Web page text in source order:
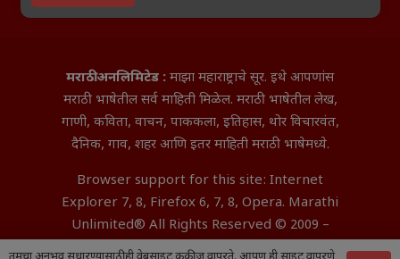
मराठी अनलिमिटेड : माझा महाराष्ट्राचे सूर. इथे आपणांस
मराठी भाषेतील सर्व माहिती मिळेल. मराठी भाषेतील लेख,
गाणी, कविता, वाचन, पाककला, इतिहास, थोर विचारवंत,
दैनिक, गाव, शहर आणि इतर माहिती मराठी भाषेमध्ये.
Browser support for this site: Internet
Explorer 7, 8, Firefox 6, 7, 8, Opera. Marathi
Unlimited® All Rights Reserved © 2009 –
2026 Aditya InfoTech Nagpur.